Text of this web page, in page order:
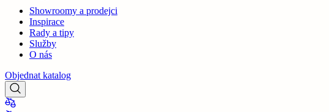
Showroomy a prodejci
Inspirace
Rady a tipy
Služby
O nás
Objednat katalog